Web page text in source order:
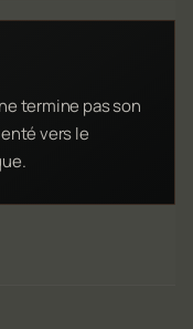
termine pas son
vers le